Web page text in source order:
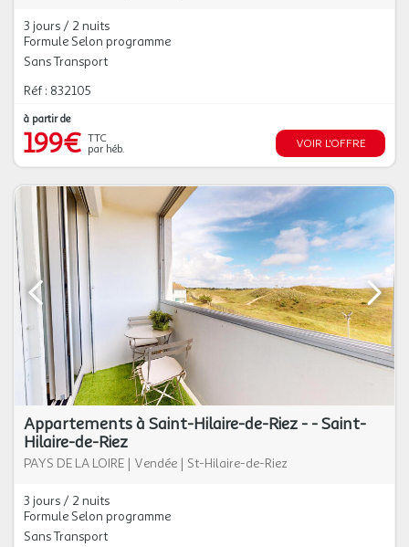
3 jours / 2 nuits
Formule Selon programme
Sans Transport
Réf : 832105
à partir de
199€ TTC
par héb.
VOIR L'OFFRE
Appartements à Saint-Hilaire-de-Riez - - Saint-
Hilaire-de-Riez
PAYS DE LA LOIRE | Vendée | St-Hilaire-de-Riez
3 jours / 2 nuits
Formule Selon programme
Sans Transport